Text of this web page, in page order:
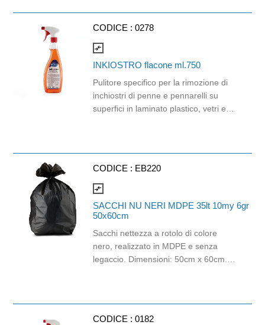
CODICE : 0278
compare_arrows
INKIOSTRO flacone ml.750
Pulitore specifico per la rimozione di
inchiostri di penne e pennarelli su
superfici in laminato plastico, vetri e
di carta riciclata al 41%.
CODICE : EB220
compare_arrows
SACCHI NU NERI MDPE 35lt 10my 6gr
50x60cm
Sacchi nettezza a rotolo di colore
nero, realizzato in MDPE e senza
legaccio. Dimensioni: 50cm x 60cm.
CODICE : 0182